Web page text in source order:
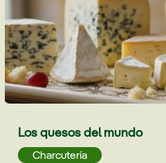
Los quesos del mundo
Charcutería
,